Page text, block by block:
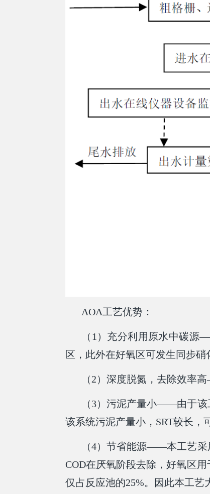
AOA工艺优势：
（1）充分利用原水中碳源
区，此外在好氧区可发生同步硝
（2）深度脱氮，去除效率
（3）污泥产量小——由于该
该系统污泥产量小，SRT较长，
（4）节省能源——本工艺采
COD在厌氧阶段去除，好氧区
仅占反应池的25%。因此本工艺